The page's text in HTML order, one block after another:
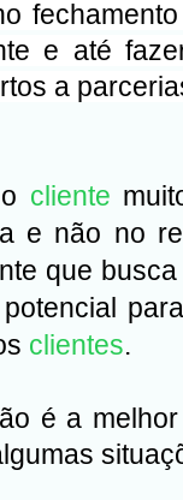
e até
a
cliente
e não no
que
clientes.
é a